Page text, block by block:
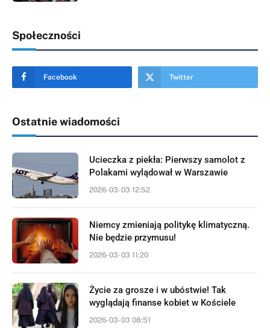
Społeczności
Facebook Twitter
Ostatnie wiadomości
Ucieczka z piekła: Pierwszy samolot z
Polakami wylądował w Warszawie
2026-03-03 12:52
Niemcy zmieniają politykę klimatyczną.
Nie będzie przymusu!
2026-03-03 11:20
Życie za grosze i w ubóstwie! Tak
wyglądają finanse kobiet w Kościele
2026-03-03 08:51